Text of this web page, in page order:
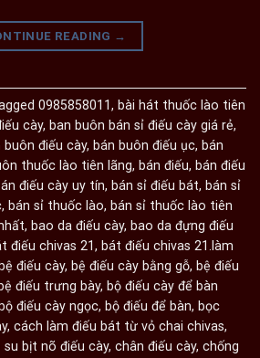
READING →
0985858011, bài hát thuốc lào tiên
cày, ban buôn bán sỉ điếu cày giá rẻ,
buôn điếu cày, bán buôn điếu ục, bán
thuốc lào tiên lãng, bán điếu, bán điếu
điếu cày uy tín, bán sỉ điếu bát, bán sỉ
, bán sỉ thuốc lào, bán sỉ thuốc lào tiên
, bao da điếu cày, bao da đựng điếu
điếu chivas 21, bát điếu chivas 21.làm
bệ điếu cày, bệ điếu cày bằng gỗ, bệ điếu
điếu trưng bày, bộ điếu cày để bàn
bộ điếu cày ngọc, bộ điếu để bàn, bọc
, cách làm điếu bát từ vỏ chai chivas,
su bịt nõ điếu cày, chân điếu cày, chống